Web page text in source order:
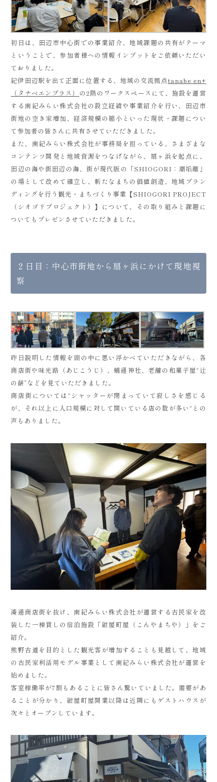
初日は、田辺市中心街での事業紹介、地域課題の共有がテーマ
ということで、参加者様への情報インプットをご依頼いただい
ておりました。
紀伊田辺駅を出て正面に位置する、地域の交流拠点tanabe en+
（タナベエンプラス） の2階のワークスペースにて、施設を運営
する南紀みらい株式会社の設立経緯や事業紹介を行い、田辺市
街地の空き家増加、経済規模の縮小といった現状・課題につい
て参加者の皆さんに共有させていただきました。
また、南紀みらい株式会社が事務局を担っている、さまざまな
コンテンツ開発と地域資源をつなげながら、扇ヶ浜を起点に、
田辺の海や街田辺の海、街が現代版の「SHIOGORI：潮垢離」
の場として改めて確立し、新たなまちの価値創造、地域ブラン
ディングを行う観光・まちづくり事業【SHIOGORI PROJECT
（シオゴリプロジェクト）】について、その取り組みと課題に
ついてもプレゼンさせていただきました。
２日目：中心市街地から扇ヶ浜にかけて現地視
察
昨日説明した情報を頭の中に思い浮かべていただきながら、各
商店街や味光路（あじこうじ）、蟻通神社、老舗の和菓子屋“辻
の餅”などを見ていただきました。
商店街については“シャッターが閉まっていて寂しさを感じる
が、それ以上に人口規模に対して開いている店の数が多い“との
声もありました。
湊通商店街を抜け、南紀みらい株式会社が運営する古民家を改
装した一棟貸しの宿泊施設「紺屋町屋（こんやまちや）」をご
紹介。
熊野古道を目的とした観光客が増加することも見越して、地域
の古民家利活用モデル事業として南紀みらい株式会社が運営を
始めました。
客室稼働率が7割もあることに皆さん驚いていました。需要があ
ることが分かり、紺屋町屋開業以降は近隣にもゲストハウスが
次々とオープンしています。